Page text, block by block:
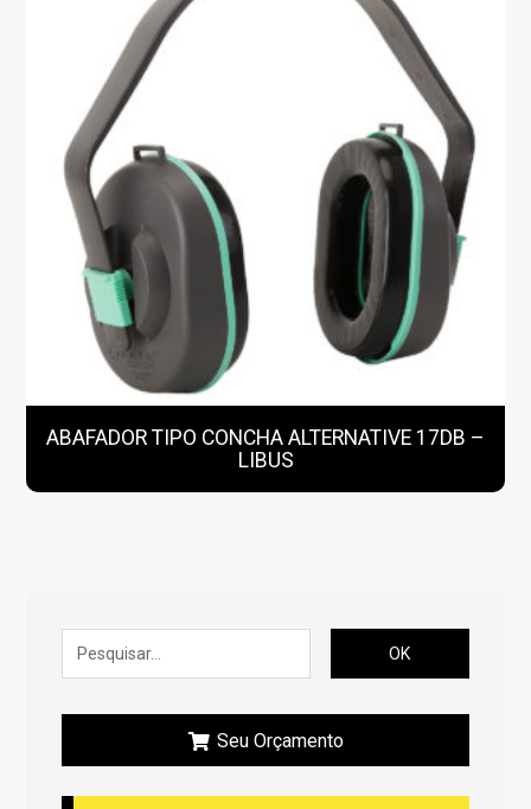
ABAFADOR TIPO CONCHA ALTERNATIVE 17DB –
LIBUS
OK
Seu Orçamento